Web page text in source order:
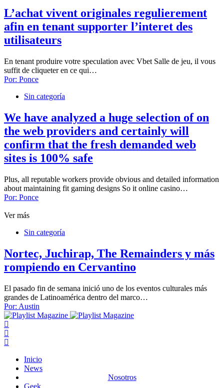
L’achat vivent originales regulierement
afin en tenant supporter l’interet des
utilisateurs
En tenant produire votre speculation avec Vbet Salle de jeu, il vous
suffit de cliqueter en ce qui…
Por: Ponce
Sin categoría
We have analyzed a huge selection of on
the web providers and certainly will
confirm that the fresh demanded web
sites is 100% safe
Plus, all reputable workers provide obvious and detailed information
about maintaining fit gaming designs So it online casino…
Por: Ponce
Ver más
Sin categoría
Nortec, Juchirap, The Remainders y más
rompiendo en Cervantino
El pasado fin de semana inició uno de los eventos culturales más
grandes de Latinoamérica dentro del marco…
Por: Austin
Inicio
News
Nosotros
Geek